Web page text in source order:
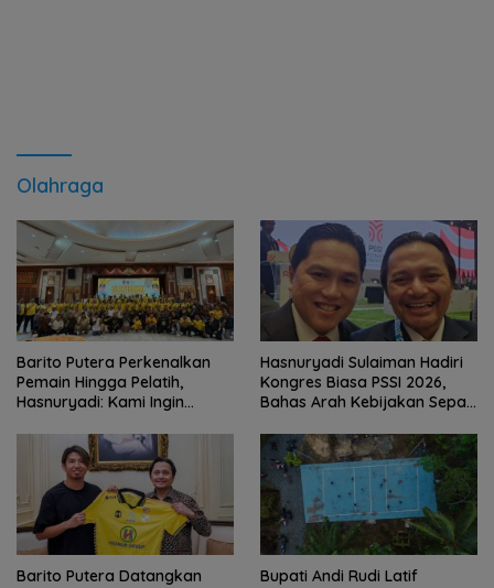
Olahraga
Barito Putera Perkenalkan
Pemain Hingga Pelatih,
Hasnuryadi: Kami Ingin
Hasnuryadi Sulaiman Hadiri
Kongres Biasa PSSI 2026,
Bahas Arah Kebijakan Sepak
Barito Putera Datangkan
Bupati Andi Rudi Latif